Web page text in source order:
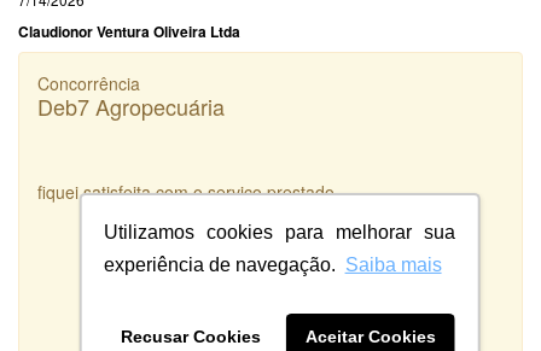
Utilizamos cookies para melhorar sua
experiência de navegação. Saiba mais
Recusar Cookies Aceitar Cookies
Claudionor Ventura Oliveira Ltda
Concorrência
Deb7 Agropecuária
fiquei satisfeita com o serviço prestado